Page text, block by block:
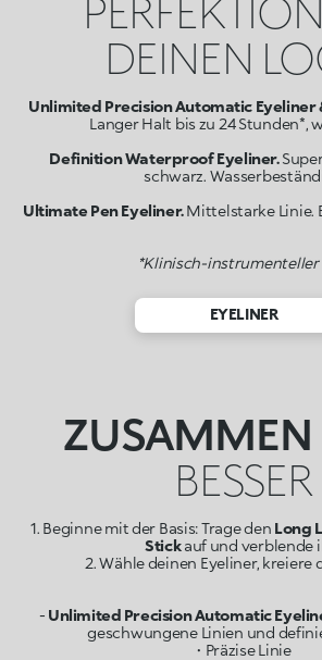
DEINEN
Unlimited Precision Automatic Eyeliner
Langer Halt bis zu 24 Stunden*,
Definition Waterproof Eyeliner.
schwarz.
Ultimate Pen Eyeliner.Mittelstarke Linie.
*Klinisch-instrumenteller
EYELINER
ZUSAMMEN
BESSER
1. Beginne mit der Basis: Trage den Long
Stickauf und verblende
2. Wähle deinen Eyeliner, kreiere
- Unlimited Precision Automatic
geschwungene Linien und
• Präzise Linie